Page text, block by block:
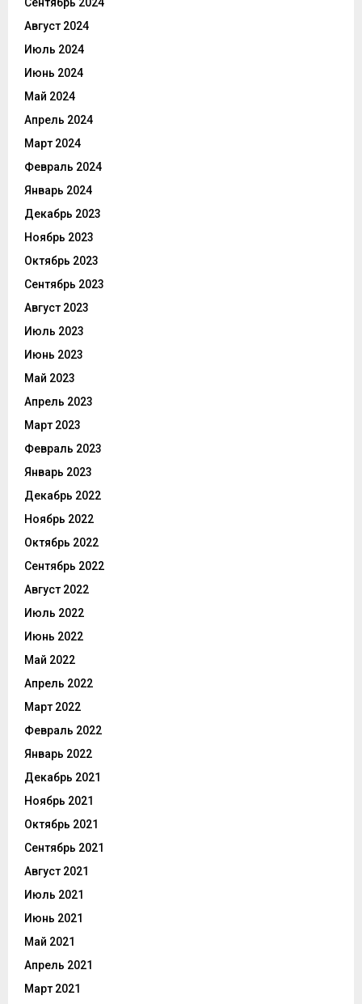
Август 2024
Июль 2024
Июнь 2024
Май 2024
Апрель 2024
Март 2024
Февраль 2024
Январь 2024
Декабрь 2023
Ноябрь 2023
Октябрь 2023
Сентябрь 2023
Август 2023
Июль 2023
Июнь 2023
Май 2023
Апрель 2023
Март 2023
Февраль 2023
Январь 2023
Декабрь 2022
Ноябрь 2022
Октябрь 2022
Сентябрь 2022
Август 2022
Июль 2022
Июнь 2022
Май 2022
Апрель 2022
Март 2022
Февраль 2022
Январь 2022
Декабрь 2021
Ноябрь 2021
Октябрь 2021
Сентябрь 2021
Август 2021
Июль 2021
Июнь 2021
Май 2021
Апрель 2021
Март 2021